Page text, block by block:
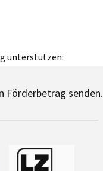
unterstützen:
Förderbetrag senden.